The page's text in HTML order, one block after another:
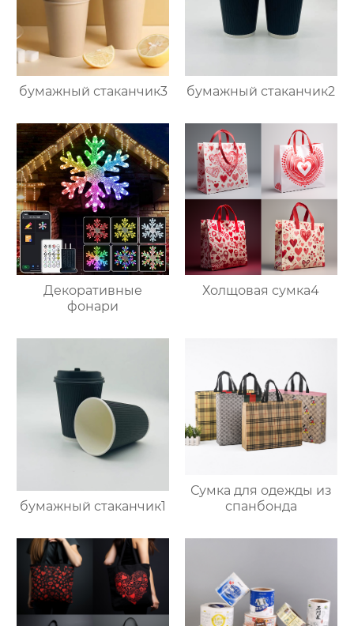
бумажный стаканчик3 бумажный стаканчик2
Декоративные
фонари
Холщовая сумка4
бумажный стаканчик1
Сумка для одежды из
спанбонда